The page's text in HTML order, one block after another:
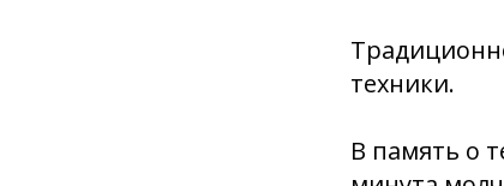
техники.
В память о